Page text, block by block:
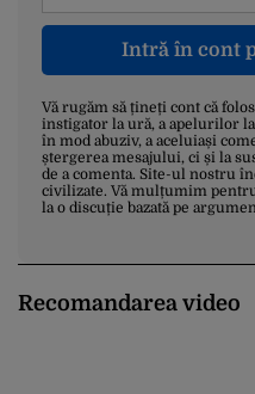
Intră în cont
Vă rugăm să țineți cont că
instigator la ură, a apelurilor
în mod abuziv, a aceluiași
ștergerea mesajului, ci și la
de a comenta. Site-ul nostru
civilizate. Vă mulțumim
la o discuție bazată pe
Recomandarea video